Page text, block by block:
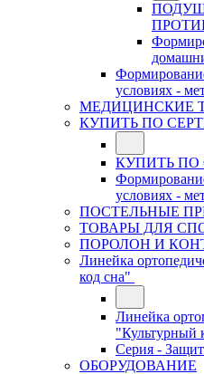
условиях -
МЕДИЦИНСКИЕ
КУПИТЬ ПО
КУПИТЬ ПО
условиях -
ПОСТЕЛЬНЫЕ
ТОВАРЫ ДЛЯ
ПОРОЛОН И
Линейка
код сна"
Линейка
"Культурный
Серия -
ОБОРУДОВАНИЕ